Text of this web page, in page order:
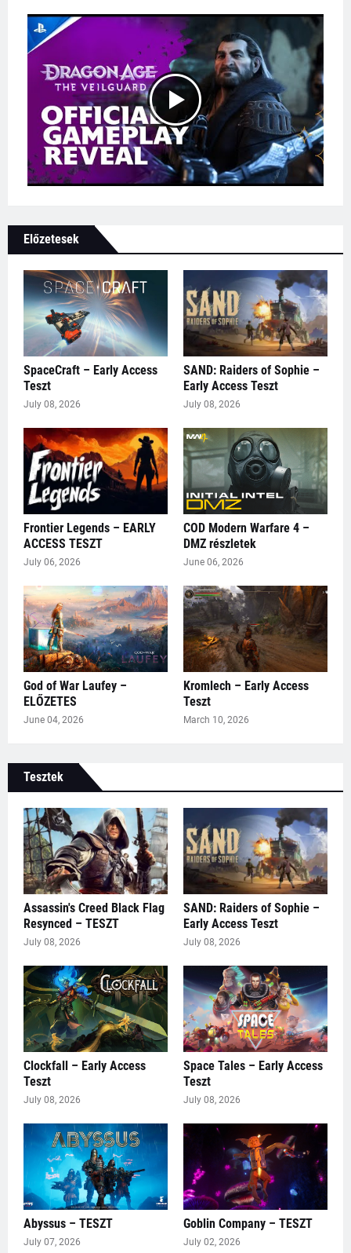
Előzetesek
SpaceCraft – Early Access
Teszt
July 08, 2026
SAND: Raiders of Sophie –
Early Access Teszt
July 08, 2026
Frontier Legends – EARLY
ACCESS TESZT
July 06, 2026
COD Modern Warfare 4 –
DMZ részletek
June 06, 2026
God of War Laufey –
ELŐZETES
June 04, 2026
Kromlech – Early Access
Teszt
March 10, 2026
Tesztek
Assassin's Creed Black Flag
Resynced – TESZT
July 08, 2026
SAND: Raiders of Sophie –
Early Access Teszt
July 08, 2026
Clockfall – Early Access
Teszt
July 08, 2026
Space Tales – Early Access
Teszt
July 08, 2026
Abyssus – TESZT
July 07, 2026
Goblin Company – TESZT
July 02, 2026